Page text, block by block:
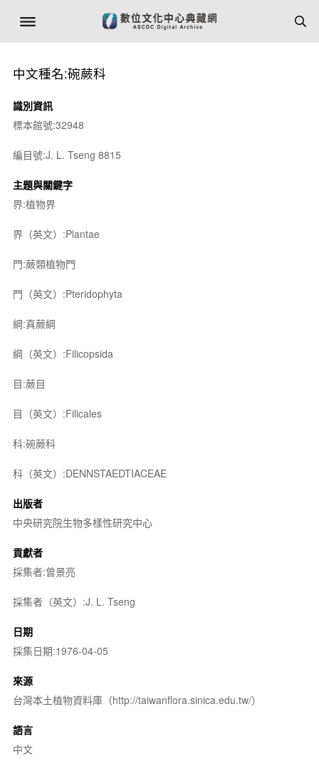
中文種名:碗蕨科
識別資訊
標本館號:32948
編目號:J. L. Tseng 8815
主題與關鍵字
界:植物界
界（英文）:Plantae
門:蕨類植物門
門（英文）:Pteridophyta
綱:真蕨綱
綱（英文）:Filicopsida
目:蕨目
目（英文）:Filicales
科:碗蕨科
科（英文）:DENNSTAEDTIACEAE
出版者
中央研究院生物多樣性研究中心
貢獻者
採集者:曾景亮
採集者（英文）:J. L. Tseng
日期
採集日期:1976-04-05
來源
台灣本土植物資料庫（http://taiwanflora.sinica.edu.tw/）
語言
中文